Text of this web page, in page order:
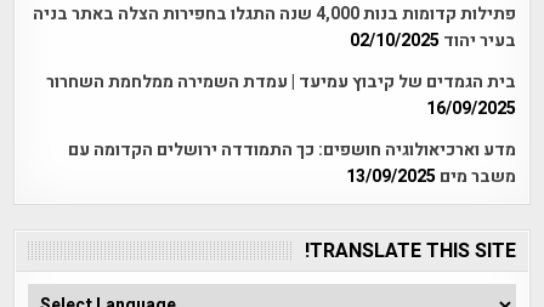
פתילות קדומות בנות 4,000 שנה התגלו בחפירות הצלה באתר בניה
בעיר יהוד 02/10/2025
בית הגמדים של קיבוץ עמיעד | עמדת השמירה ממלחמת השחרור
16/09/2025
מדע וארכיאולוגיה חושפים: כך התמודדה ירושלים הקדומה עם
משבר מים 13/09/2025
TRANSLATE THIS SITE!